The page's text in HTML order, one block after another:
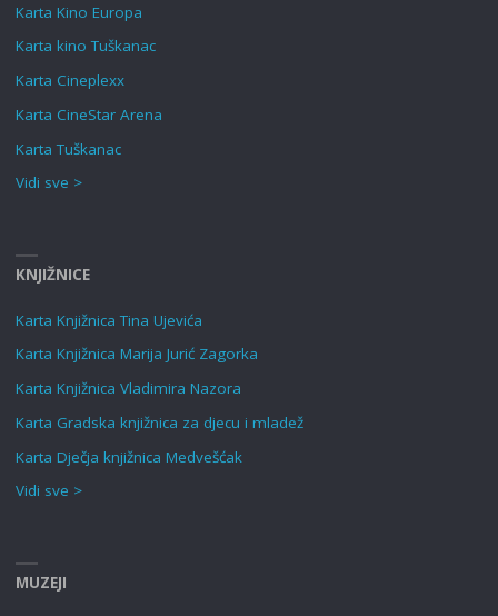
Karta Kino Europa
Karta kino Tuškanac
Karta Cineplexx
Karta CineStar Arena
Karta Tuškanac
Vidi sve >
KNJIŽNICE
Karta Knjižnica Tina Ujevića
Karta Knjižnica Marija Jurić Zagorka
Karta Knjižnica Vladimira Nazora
Karta Gradska knjižnica za djecu i mladež
Karta Dječja knjižnica Medvešćak
Vidi sve >
MUZEJI